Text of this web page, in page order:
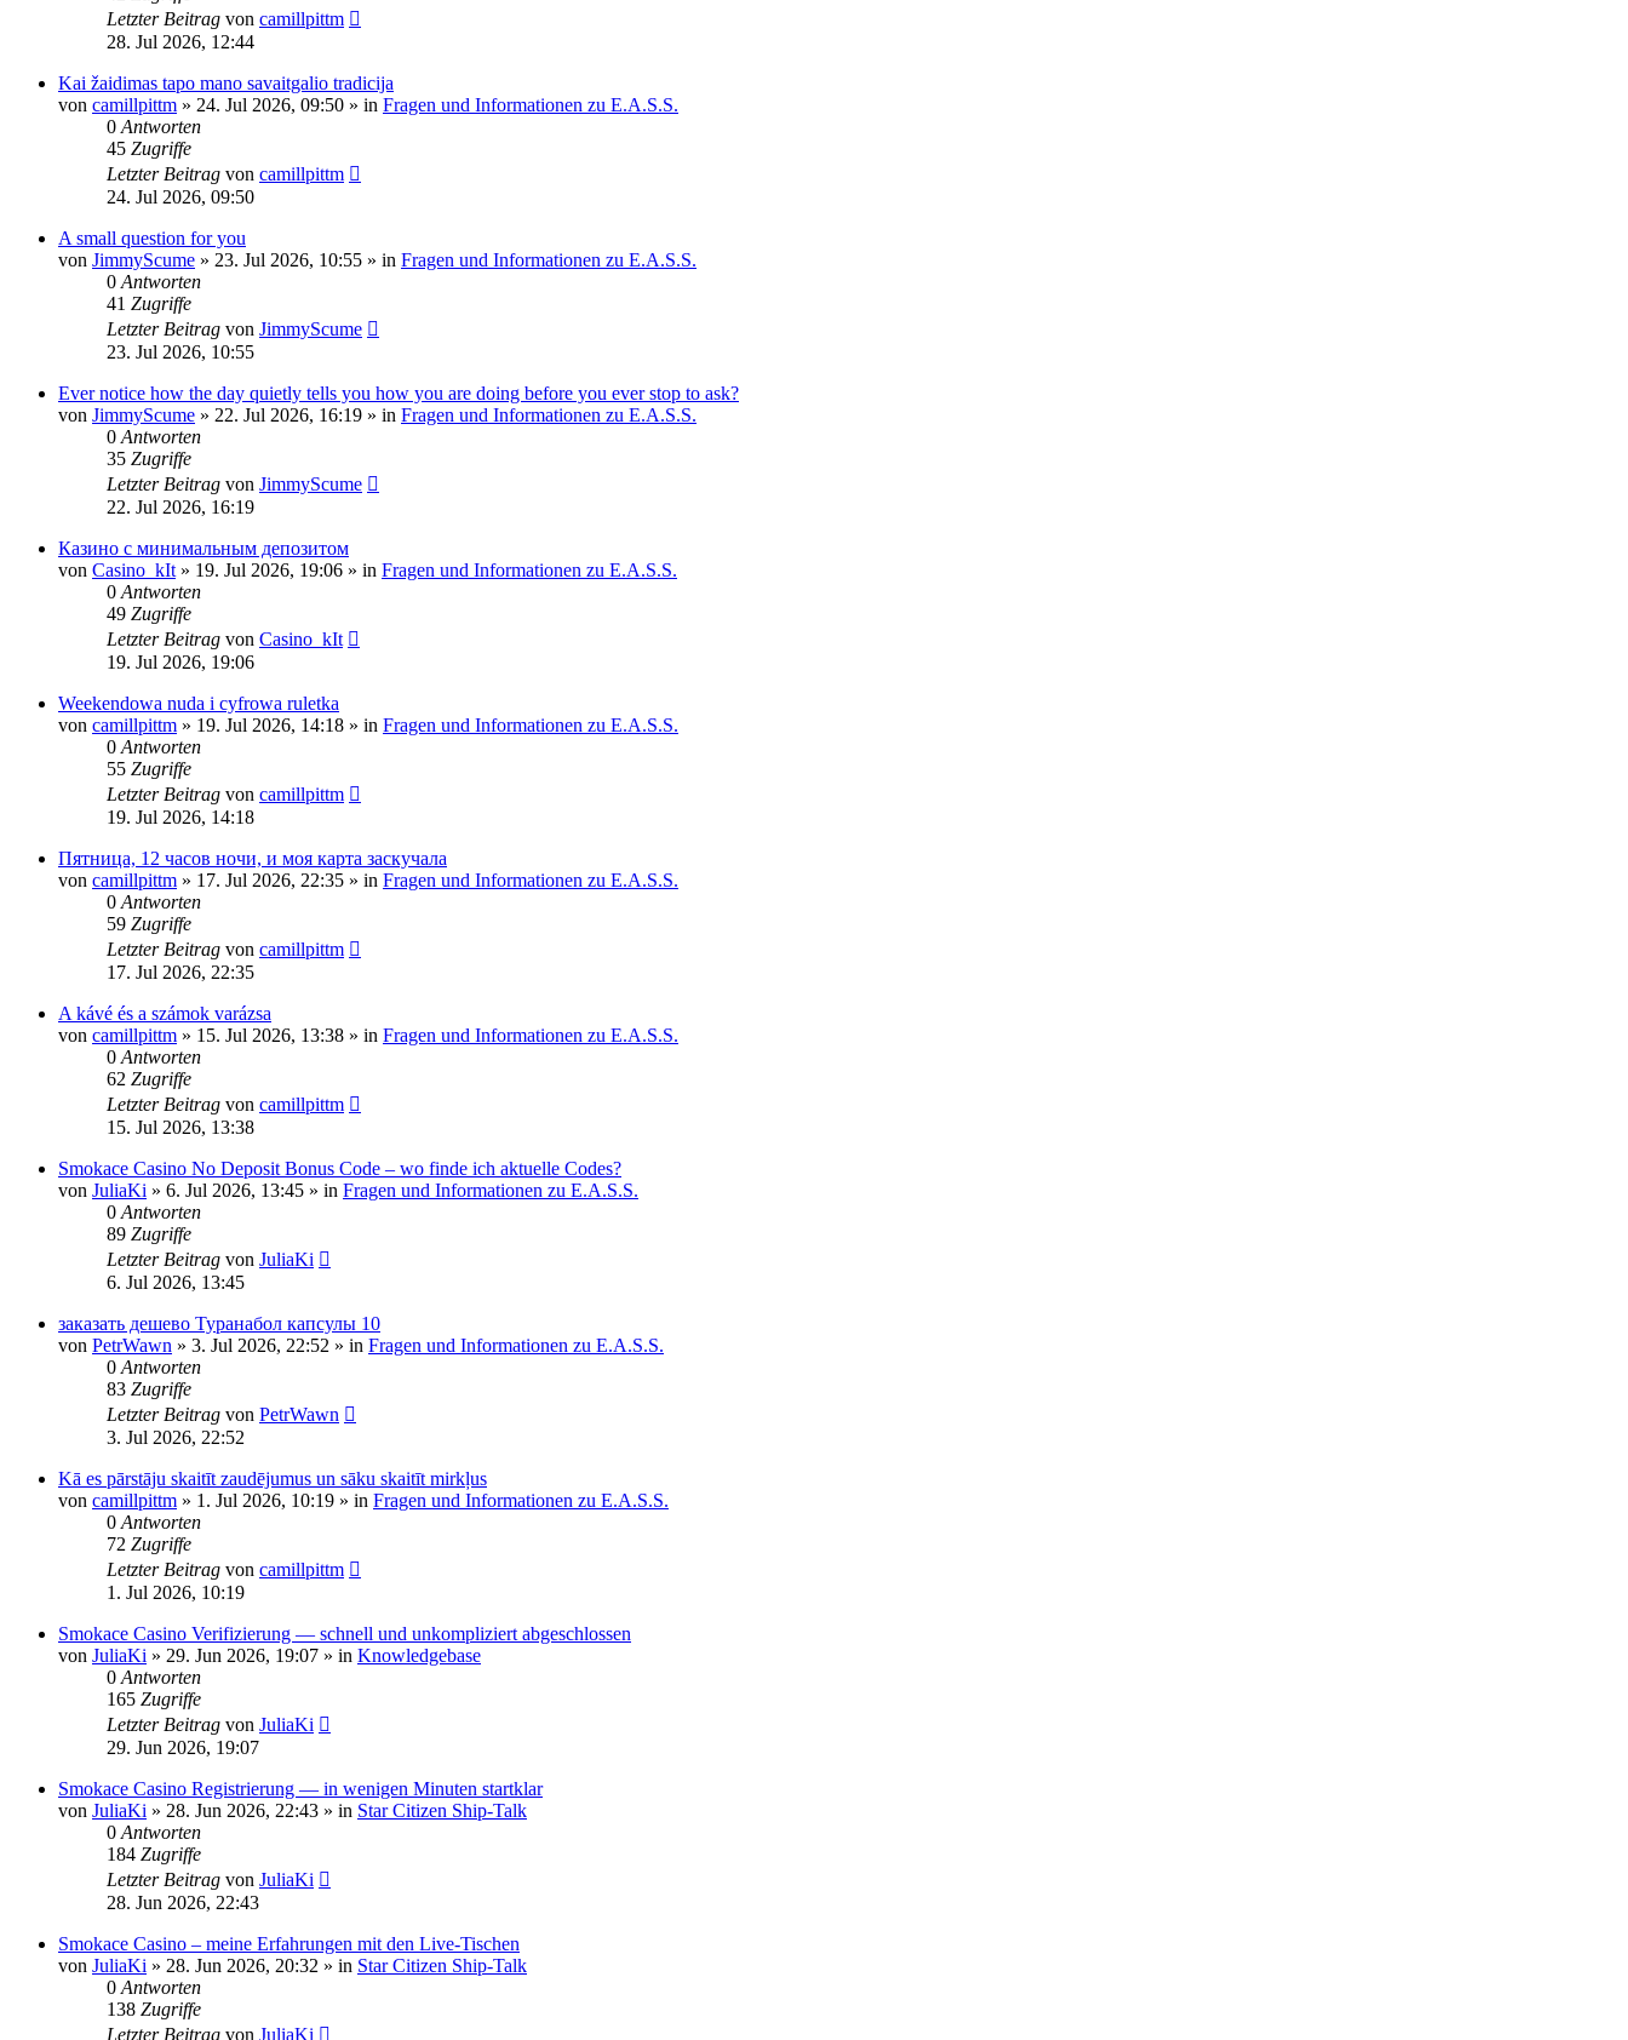
Letzter Beitrag von camillpittm
28. Jul 2026, 12:44
Kai žaidimas tapo mano savaitgalio tradicija
von camillpittm » 24. Jul 2026, 09:50 » in Fragen und Informationen zu E.A.S.S.
0Antworten
45 Zugriffe
Letzter Beitrag von camillpittm
24. Jul 2026, 09:50
A small question for you
von JimmyScume » 23. Jul 2026, 10:55 » in Fragen und Informationen zu E.A.S.S.
0Antworten
41 Zugriffe
Letzter Beitrag von JimmyScume
23. Jul 2026, 10:55
Ever notice how the day quietly tells you how you are doing before you ever stop to ask?
von JimmyScume » 22. Jul 2026, 16:19 » in Fragen und Informationen zu E.A.S.S.
0Antworten
35 Zugriffe
Letzter Beitrag von JimmyScume
22. Jul 2026, 16:19
Казино с минимальным депозитом
von Casino_kIt» 19. Jul 2026, 19:06 » in Fragen und Informationen zu E.A.S.S.
0Antworten
49 Zugriffe
Letzter Beitrag von Casino_kIt
19. Jul 2026, 19:06
Weekendowa nuda i cyfrowa ruletka
von camillpittm » 19. Jul 2026, 14:18 » in Fragen und Informationen zu E.A.S.S.
0Antworten
55 Zugriffe
Letzter Beitrag von camillpittm
19. Jul 2026, 14:18
Пятница, 12 часов ночи, и моя карта заскучала
von camillpittm » 17. Jul 2026, 22:35 » in Fragen und Informationen zu E.A.S.S.
0Antworten
59 Zugriffe
Letzter Beitrag von camillpittm
17. Jul 2026, 22:35
A kávé és a számok varázsa
von camillpittm » 15. Jul 2026, 13:38 » in Fragen und Informationen zu E.A.S.S.
0Antworten
62 Zugriffe
Letzter Beitrag von camillpittm
15. Jul 2026, 13:38
Smokace Casino No Deposit Bonus Code – wo finde ich aktuelle Codes?
von JuliaKi » 6. Jul 2026, 13:45 » in Fragen und Informationen zu E.A.S.S.
0Antworten
89 Zugriffe
Letzter Beitrag von JuliaKi
6. Jul 2026, 13:45
заказать дешево Туранабол капсулы 10
von PetrWawn » 3. Jul 2026, 22:52 » in Fragen und Informationen zu E.A.S.S.
0Antworten
83 Zugriffe
Letzter Beitrag von PetrWawn
3. Jul 2026, 22:52
Kā es pārstāju skaitīt zaudējumus un sāku skaitīt mirkļus
von camillpittm » 1. Jul 2026, 10:19 » in Fragen und Informationen zu E.A.S.S.
0Antworten
72 Zugriffe
Letzter Beitrag von camillpittm
1. Jul 2026, 10:19
Smokace Casino Verifizierung — schnell und unkompliziert abgeschlossen
von JuliaKi » 29. Jun 2026, 19:07 » in Knowledgebase
0Antworten
165 Zugriffe
Letzter Beitrag von JuliaKi
29. Jun 2026, 19:07
Smokace Casino Registrierung — in wenigen Minuten startklar
von JuliaKi » 28. Jun 2026, 22:43 » in Star Citizen Ship-Talk
0Antworten
184 Zugriffe
Letzter Beitrag von JuliaKi
28. Jun 2026, 22:43
Smokace Casino – meine Erfahrungen mit den Live-Tischen
von JuliaKi » 28. Jun 2026, 20:32 » in Star Citizen Ship-Talk
0Antworten
138 Zugriffe
Letzter Beitrag von JuliaKi